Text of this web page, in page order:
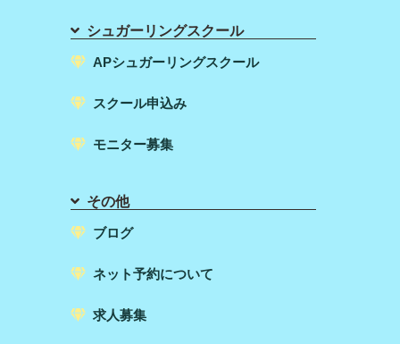
シュガーリングスクール
APシュガーリングスクール
スクール申込み
モニター募集
その他
ブログ
ネット予約について
求人募集